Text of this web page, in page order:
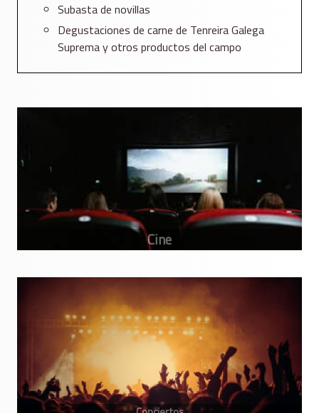
Subasta de novillas
Degustaciones de carne de Tenreira Galega
Suprema y otros productos del campo